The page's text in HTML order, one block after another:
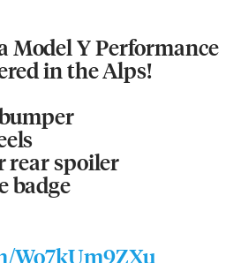
Model Y Performance
in the Alps!
rear spoiler
badge
Wo7kUm9ZXu